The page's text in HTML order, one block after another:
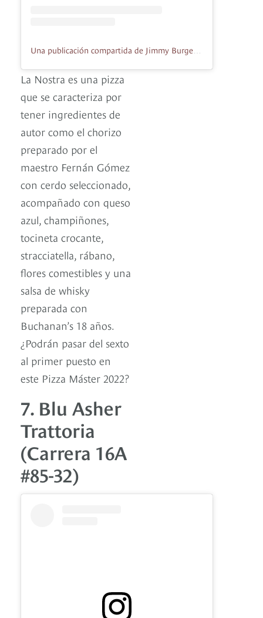
La Nostra es una pizza
que se caracteriza por
tener ingredientes de
autor como el chorizo
preparado por el
maestro Fernán Gómez
con cerdo seleccionado,
acompañado con queso
azul, champiñones,
tocineta crocante,
stracciatella, rábano,
flores comestibles y una
salsa de whisky
preparada con
Buchanan’s 18 años.
¿Podrán pasar del sexto
al primer puesto en
este Pizza Máster 2022?
7. Blu Asher
Trattoria
(Carrera 16A
#85-32)